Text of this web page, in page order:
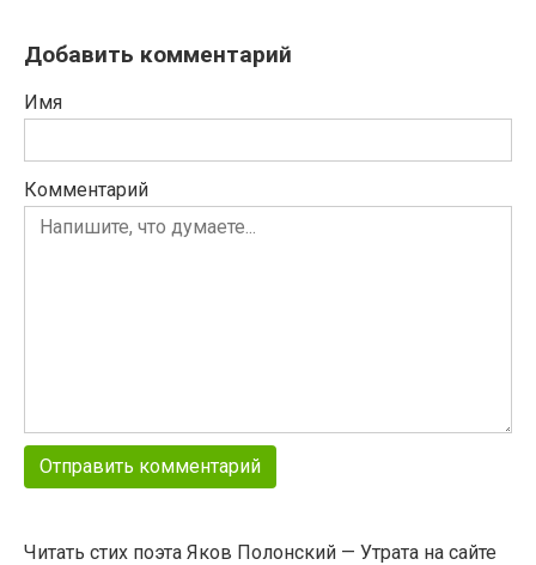
Добавить комментарий
Имя
Комментарий
Читать стих поэта Яков Полонский — Утрата на сайте